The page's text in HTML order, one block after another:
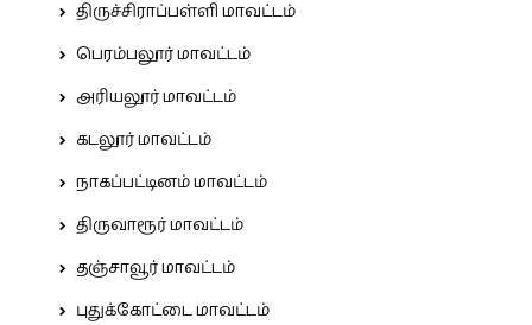
திருச்சிராப்பள்ளி மாவட்டம்
பெரம்பலூர் மாவட்டம்
அரியலூர் மாவட்டம்
கடலூர் மாவட்டம்
நாகப்பட்டினம் மாவட்டம்
திருவாரூர் மாவட்டம்
தஞ்சாவூர் மாவட்டம்
புதுக்கோட்டை மாவட்டம்